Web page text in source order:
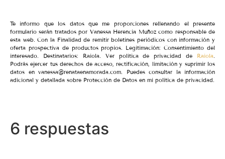
Te informo que los datos que me proporciones rellenando el presente
formulario serán tratados por Vanessa Herencia Muñoz como responsable de
esta web. Con la Finalidad de remitir boletines periódicos con información y
oferta prospectiva de productos propios. Legitimación: Consentimiento del
interesado. Destinatarios: Raiola. Ver política de privacidad de Raiola.
Podrás ejercer tus derechos de acceso, rectificación, limitación y suprimir los
datos en vanessa@renataenamorada.com. Puedes consultar la información
adicional y detallada sobre Protección de Datos en mi política de privacidad.
6 respuestas